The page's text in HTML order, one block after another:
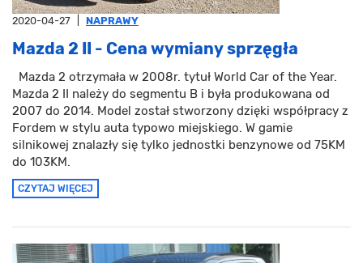
2020-04-27 NAPRAWY
Mazda 2 II - Cena wymiany sprzęgła
Mazda 2 otrzymała w 2008r. tytuł World Car of the Year.
Mazda 2 II należy do segmentu B i była produkowana od
2007 do 2014. Model został stworzony dzięki współpracy z
Fordem w stylu auta typowo miejskiego. W gamie
silnikowej znalazły się tylko jednostki benzynowe od 75KM
do 103KM.
CZYTAJ WIĘCEJ